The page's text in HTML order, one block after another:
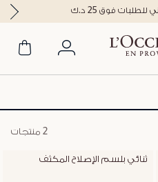
فوق 25 د.ك
2 منتجات
ثنائي بلسم الإصلاح المكثف